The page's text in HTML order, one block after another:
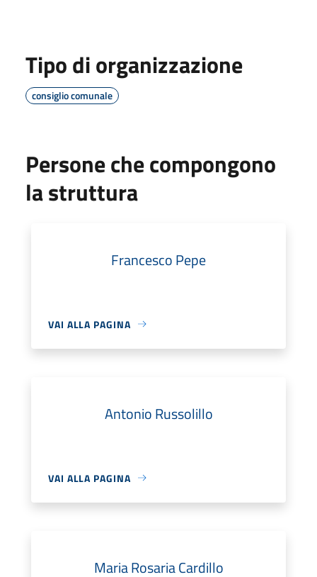
Tipo di organizzazione
consiglio comunale
Persone che compongono
la struttura
Francesco Pepe
VAI ALLA PAGINA
Antonio Russolillo
VAI ALLA PAGINA
Maria Rosaria Cardillo